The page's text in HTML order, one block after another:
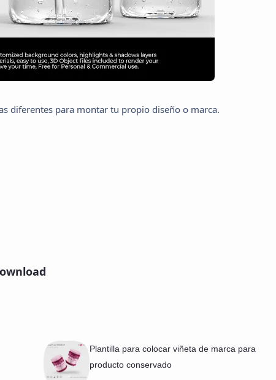
diferentes para montar tu propio diseño o marca.
Plantilla para colocar viñeta de marca para
producto conservado